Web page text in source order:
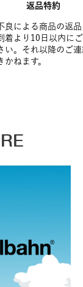
返品特約
良による商品の返
着より10日以内に
い。それ以降のご
かねます。